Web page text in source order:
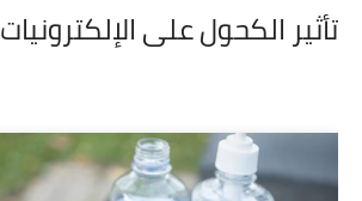
تأثير الكحول على الإلكترونيات